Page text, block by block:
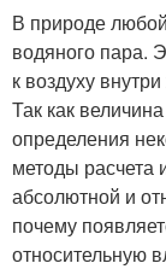
В природе
водяного пара.
к воздуху
Так как
определения
методы расчета
абсолютной и
почему
относительную